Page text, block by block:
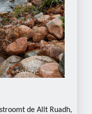
de Allt Ruadh,